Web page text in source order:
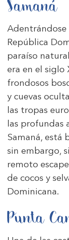
Samaná
Adentrándose
República
paraíso
era en el siglo
frondosos
y cuevas
las tropas
las profundas
Samaná, está
sin embargo,
remoto
de cocos y
Dominicana.
Punta